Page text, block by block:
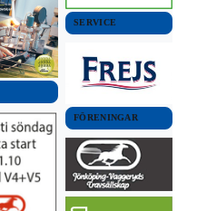
SERVICE
FÖRENINGAR